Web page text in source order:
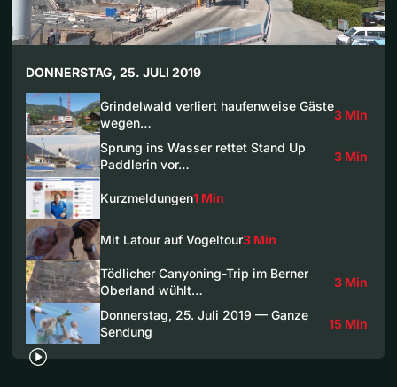
DONNERSTAG, 25. JULI 2019
Grindelwald verliert haufenweise Gäste
wegen…
3 Min
Sprung ins Wasser rettet Stand Up
Paddlerin vor…
3 Min
Kurzmeldungen1 Min
Mit Latour auf Vogeltour3 Min
Tödlicher Canyoning-Trip im Berner
Oberland wühlt…
3 Min
Donnerstag, 25. Juli 2019 — Ganze
Sendung
15 Min